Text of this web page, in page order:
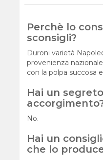
Perchè lo
sconsigli?
Duroni varietà
provenienza
con la polpa succosa
Hai un
No.
Hai un
che lo